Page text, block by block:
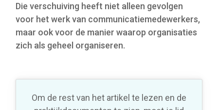
Die verschuiving heeft niet alleen gevolgen
voor het werk van communicatiemedewerkers,
maar ook voor de manier waarop organisaties
zich als geheel organiseren.
Om de rest van het artikel te lezen en de